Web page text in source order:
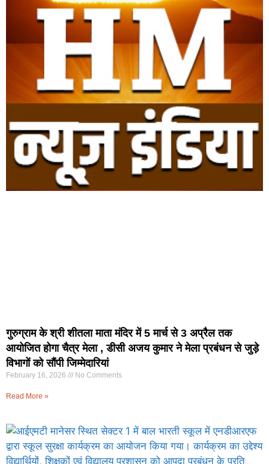
गुरुग्राम के श्री शीतला माता मंदिर में 5 मार्च से 3 अप्रैल तक
आयोजित होगा चैत्र मेला , डीसी अजय कुमार ने मेला प्रबंधन से जुड़े
विभागों को सौंपी जिम्मेदारियां
February 16, 2026 No Comments
Read More »